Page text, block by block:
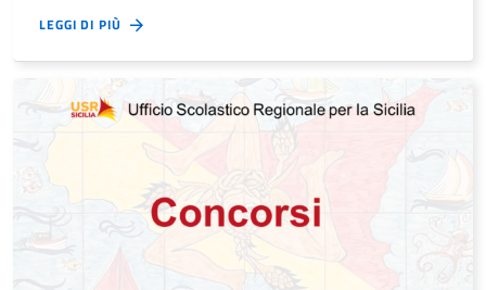
LEGGI DI PIÙ